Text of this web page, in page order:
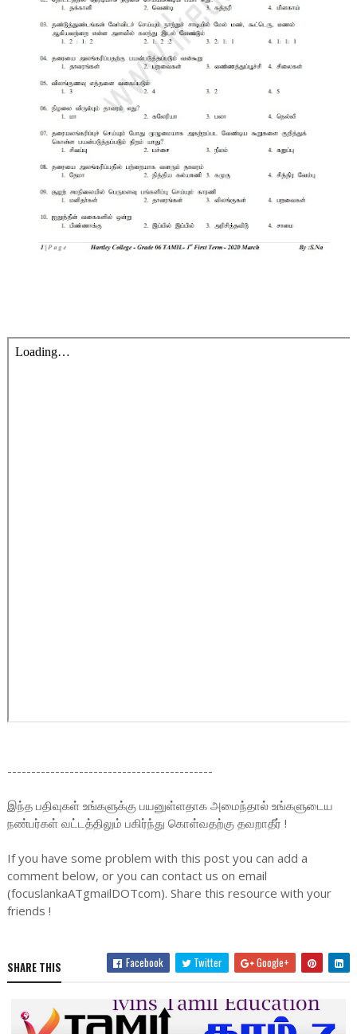
-------------------------------------------
இந்த பதிவுகள் உங்களுக்கு பயனுள்ளதாக அமைந்தால் உங்களுடைய
நண்பர்கள் வட்டத்திலும் பகிர்ந்து கொள்வதற்கு தவறாதீர் !
If you have some problem with this post you can add a
comment below, or you can contact us on email
(focuslankaATgmailDOTcom). Share this resource with your
friends !
SHARE THIS Facebook Twitter Google+